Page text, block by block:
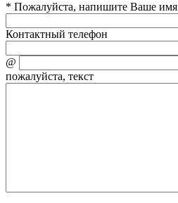
* Пожалуйста, напишите Ваше имя
Контактный телефон
@
пожалуйста, текст